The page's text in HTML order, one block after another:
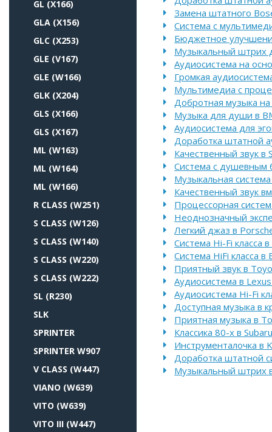
GL (X166)
GLA (X156)
GLC (X253)
GLE (V167)
GLE (W166)
GLK (X204)
GLS (X166)
GLS (X167)
ML (W163)
ML (W164)
ML (W166)
R CLASS (W251)
S CLASS (W126)
S CLASS (W140)
S CLASS (W220)
S CLASS (W222)
SL (R230)
SLK
SPRINTER
SPRINTER W907
V CLASS (W447)
VIANO (W639)
VITO (W639)
VITO III (W447)
Замена штатного
Система с
Бюджетное
Музыкальный штрих
Аудиосистема на
Громкая
Мультимедиа с
Добротная музыка на
Музыка для души в
Аудиосистема для
Доработка штатной
Качественный звук в
Система с душевным
Музыкальная
Качественный звук
Процессорная
Неоднозначный
Легкий джаз в
Система Hi-Fi класса
Система HiFi класса в
Приятный звук в
Аудиосистема в
Аудиосистема Hi-Fi
Доступная музыка в
Приятная музыка в
Классика 80-х в
Инструменталочка в
Доработка штатной
Музыкальный штрих